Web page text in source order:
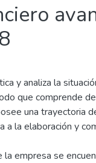
y analiza la
que comprende
una trayectoria
a la elaboración y
la empresa se